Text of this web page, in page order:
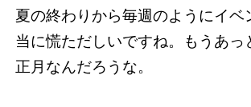
夏の終わりから毎週のようにイベ
当に慌ただしいですね。もうあっ
正月なんだろうな。